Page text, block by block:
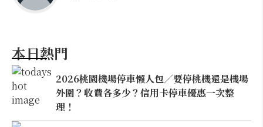
本日熱門
2026桃園機場停車懶人包／要停桃機還是機場
外圍？收費各多少？信用卡停車優惠一次整
理！